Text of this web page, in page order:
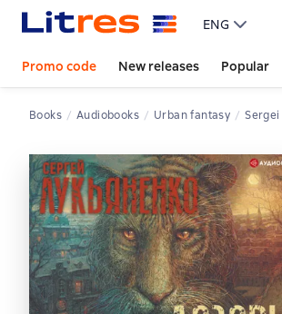
ENG
Promo code New releases Popular
Books Audiobooks Urban fantasy